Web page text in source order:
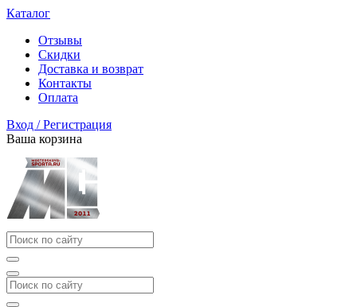
Каталог
Отзывы
Скидки
Доставка и возврат
Контакты
Оплата
Вход / Регистрация
Ваша корзина